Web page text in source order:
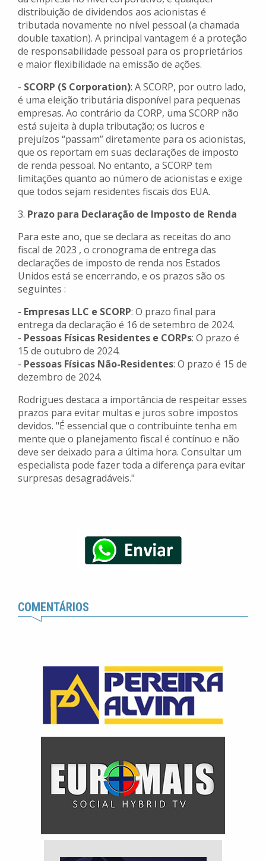
distribuição de dividendos aos acionistas é
tributada novamente no nível pessoal (a chamada
double taxation). A principal vantagem é a proteção
de responsabilidade pessoal para os proprietários
e maior flexibilidade na emissão de ações.
- SCORP (S Corporation): A SCORP, por outro lado,
é uma eleição tributária disponível para pequenas
empresas. Ao contrário da CORP, uma SCORP não
está sujeita à dupla tributação; os lucros e
prejuízos “passam” diretamente para os acionistas,
que os reportam em suas declarações de imposto
de renda pessoal. No entanto, a SCORP tem
limitações quanto ao número de acionistas e exige
que todos sejam residentes fiscais dos EUA.
3. Prazo para Declaração de Imposto de Renda
Para este ano, que se declara as receitas do ano
fiscal de 2023 , o cronograma de entrega das
declarações de imposto de renda nos Estados
Unidos está se encerrando, e os prazos são os
seguintes :
- Empresas LLC e SCORP: O prazo final para
entrega da declaração é 16 de setembro de 2024.
- Pessoas Físicas Residentes e CORPs: O prazo é
15 de outubro de 2024.
- Pessoas Físicas Não-Residentes: O prazo é 15 de
dezembro de 2024.
Rodrigues destaca a importância de respeitar esses
prazos para evitar multas e juros sobre impostos
devidos. "É essencial que o contribuinte tenha em
mente que o planejamento fiscal é contínuo e não
deve ser deixado para a última hora. Consultar um
especialista pode fazer toda a diferença para evitar
surpresas desagradáveis."
COMENTÁRIOS